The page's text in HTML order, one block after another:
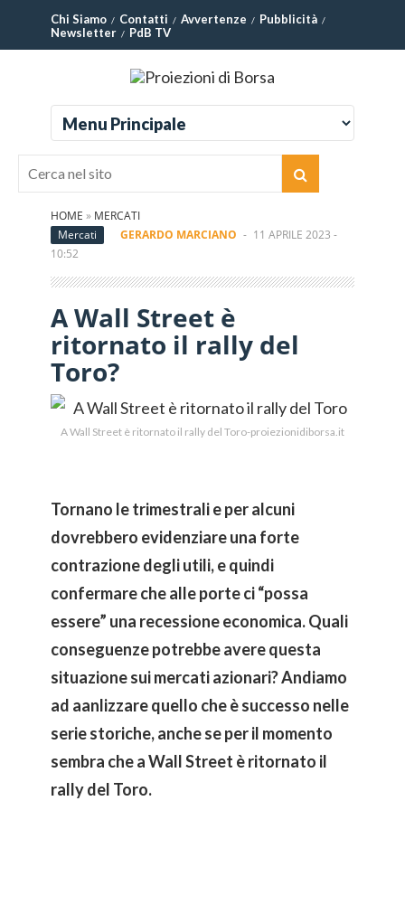
Chi Siamo Contatti Avvertenze
Pubblicità
Newsletter
PdB TV
HOME » MERCATI
Mercati
GERARDO MARCIANO - 11 APRILE 2023 -
10:52
A Wall Street è
ritornato il rally del
Toro?
A Wall Street è ritornato il rally del Toro-proiezionidiborsa.it
Tornano le trimestrali e per alcuni
dovrebbero evidenziare una forte
contrazione degli utili, e quindi
confermare che alle porte ci “possa
essere” una recessione economica. Quali
conseguenze potrebbe avere questa
situazione sui mercati azionari? Andiamo
ad aanlizzare quello che è successo nelle
serie storiche, anche se per il momento
sembra che a Wall Street è ritornato il
rally del Toro.